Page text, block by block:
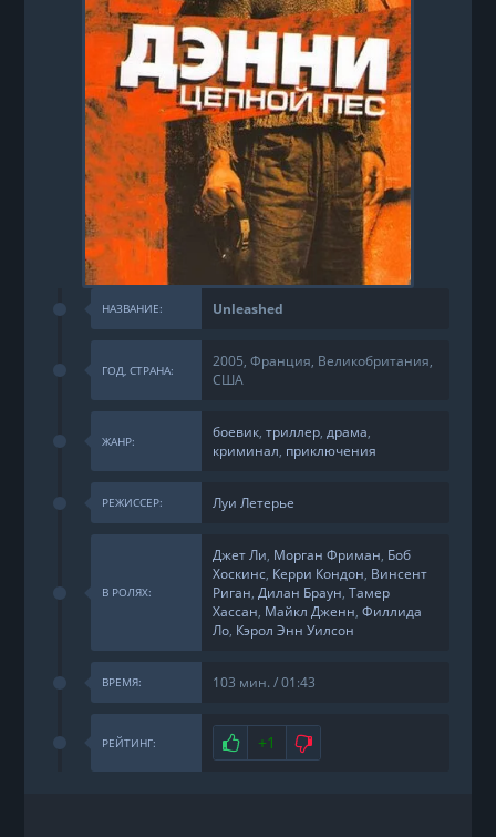
НАЗВАНИЕ: Unleashed
ГОД, СТРАНА:
2005, Франция, Великобритания,
США
ЖАНР: боевик,триллер,драма,
криминал, приключения
РЕЖИССЕР: Луи Летерье
В РОЛЯХ:
Джет Ли, Морган Фриман, Боб
Хоскинс, Керри Кондон, Винсент
Риган,Дилан Браун,Тамер
Хассан, Майкл Дженн,Филлида
Ло, Кэрол Энн Уилсон
ВРЕМЯ: 103 мин. / 01:43
РЕЙТИНГ: Нравится
+1 Не нравится